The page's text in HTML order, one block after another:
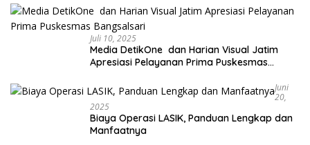
Juli 10, 2025
Media DetikOne dan Harian Visual Jatim
Apresiasi Pelayanan Prima Puskesmas
Juni
20,
2025
Biaya Operasi LASIK, Panduan Lengkap dan
Manfaatnya